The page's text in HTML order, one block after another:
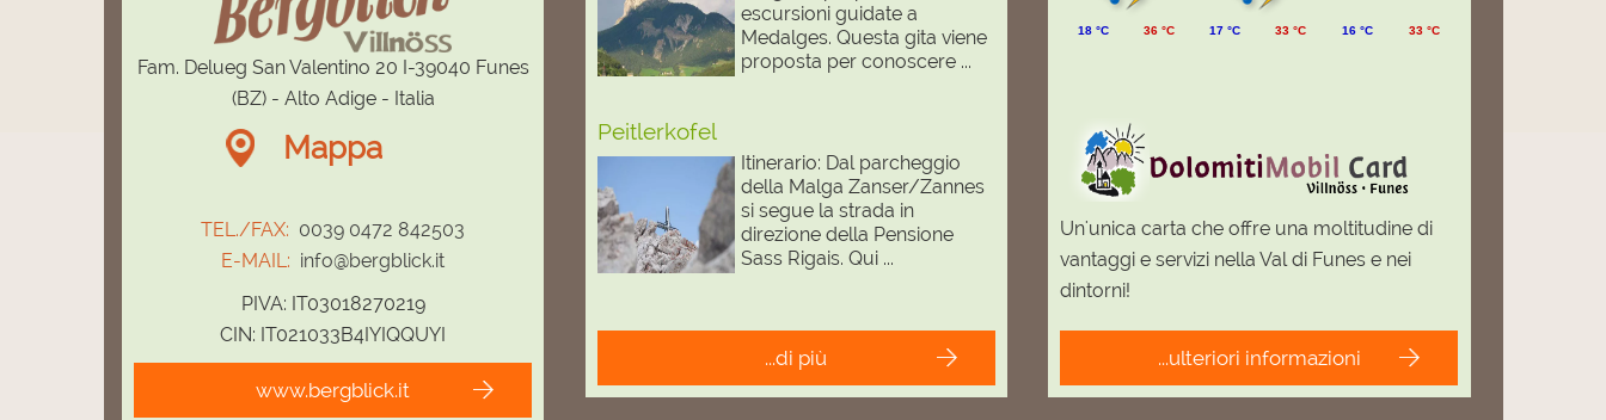
Fam. Delueg San Valentino 20 I-39040 Funes
(BZ) - Alto Adige - Italia
Mappa
TEL./FAX: 0039 0472 842503
E-MAIL: info@bergblick.it
PIVA: IT03018270219
CIN: IT021033B4IYIQQUYI
www.bergblick.it
escursioni guidate a
Medalges. Questa gita viene
proposta per conoscere ...
Peitlerkofel
Itinerario: Dal parcheggio
della Malga Zanser/Zannes
si segue la strada in
direzione della Pensione
Sass Rigais. Qui ...
...di più
18 °C 36 °C 17 °C 33 °C 16 °C 33 °C
Un'unica carta che offre una moltitudine di
vantaggi e servizi nella Val di Funes e nei
dintorni!
...ulteriori informazioni